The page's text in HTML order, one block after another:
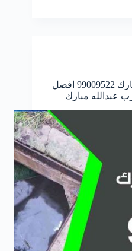
تسليك مجاري غرب عبدالله مبارك 99009522 افضل
عبدالله مبارك